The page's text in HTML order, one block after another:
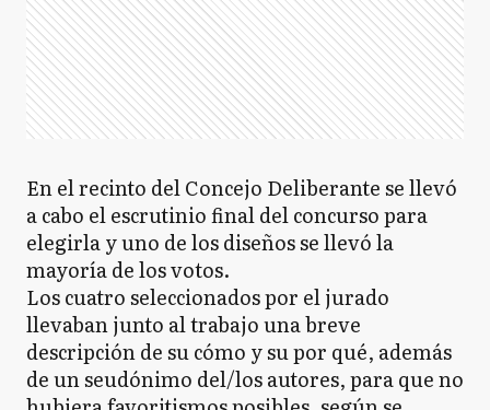
En el recinto del Concejo Deliberante se llevó
a cabo el escrutinio final del concurso para
elegirla y uno de los diseños se llevó la
mayoría de los votos.
Los cuatro seleccionados por el jurado
llevaban junto al trabajo una breve
descripción de su cómo y su por qué, además
de un seudónimo del/los autores, para que no